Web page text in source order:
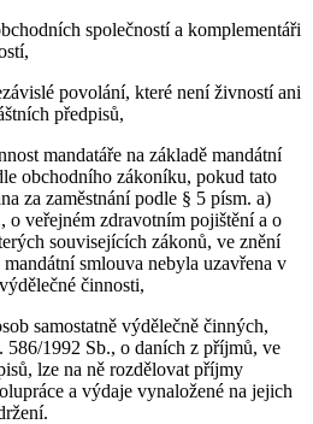
společností a komplementáři
povolání, které není živností ani
předpisů,
mandatáře na základě mandátní
obchodního zákoníku, pokud tato
za zaměstnání podle § 5 písm. a)
o veřejném zdravotním pojištění a o
souvisejících zákonů, ve znění
smlouva nebyla uzavřena v
činnosti,
samostatně výdělečně činných,
586/1992 Sb., o daních z příjmů, ve
lze na ně rozdělovat příjmy
a výdaje vynaložené na jejich